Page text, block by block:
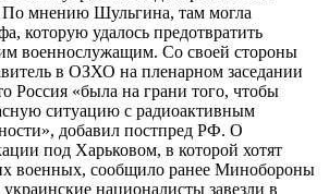
мнению Шульгина, там могла
которую удалось предотвратить
военнослужащим. Со своей стороны
в ОЗХО на пленарном заседании
Россия «была на грани того, чтобы
ситуацию с радиоактивным
добавил постпред РФ. О
под Харьковом, в которой хотят
военных, сообщило ранее Минобороны
националисты завезли в